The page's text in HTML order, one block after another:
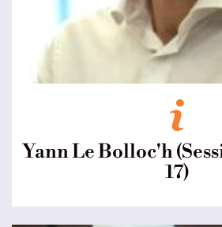
Yann Le Bolloc'h
17)